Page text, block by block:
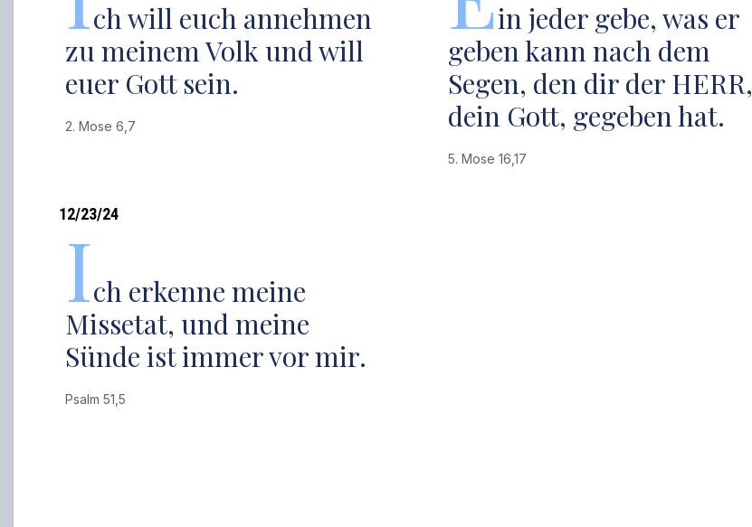
ch will euch annehmen
zu meinem Volk und will
euer Gott sein.
2. Mose 6,7
12/23/24
Ich erkenne meine
Missetat, und meine
Sünde ist immer vor mir.
Psalm 51,5
in jeder gebe, was er
geben kann nach dem
Segen, den dir der HERR,
dein Gott, gegeben hat.
5. Mose 16,17